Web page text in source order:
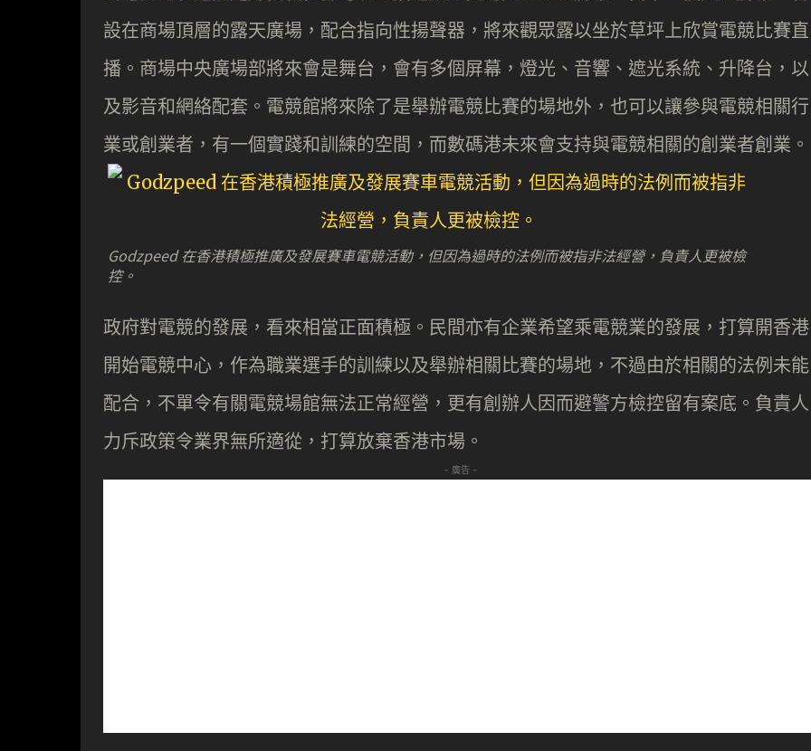
設在商場頂層的露天廣場，配合指向性揚聲器，將來觀眾露以坐於草坪上欣賞電競比賽直
播。商場中央廣場部將來會是舞台，會有多個屏幕，燈光、音響、遮光系統、升降台，以
及影音和網絡配套。電競館將來除了是舉辦電競比賽的場地外，也可以讓參與電競相關行
業或創業者，有一個實踐和訓練的空間，而數碼港未來會支持與電競相關的創業者創業。
Godzpeed 在香港積極推廣及發展賽車電競活動，但因為過時的法例而被指非法經營，負責人更被檢
控。
政府對電競的發展，看來相當正面積極。民間亦有企業希望乘電競業的發展，打算開香港
開始電競中心，作為職業選手的訓練以及舉辦相關比賽的場地，不過由於相關的法例未能
配合，不單令有關電競場館無法正常經營，更有創辦人因而避警方檢控留有案底。負責人
力斥政策令業界無所適從，打算放棄香港市場。
- 廣告 -